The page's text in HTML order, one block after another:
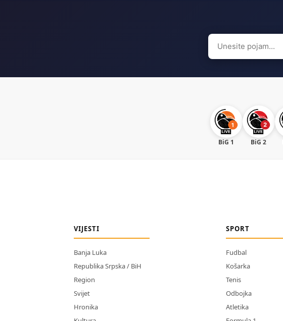
Search
for:
BiG 1 BiG 2
VIJESTI
Banja Luka
Republika Srpska / BiH
Region
Svijet
Hronika
SPORT
Fudbal
Košarka
Tenis
Odbojka
Atletika